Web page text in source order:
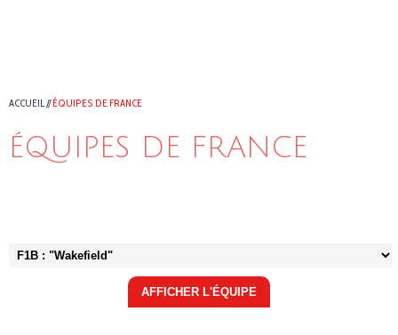
ACCUEIL//ÉQUIPES DE FRANCE
ÉQUIPES DE FRANCE